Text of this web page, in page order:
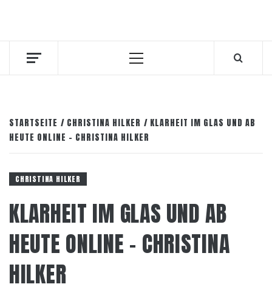
Primäres
STARTSEITE CHRISTINA HILKER
KLARHEIT IM GLAS UND AB
HEUTE ONLINE – CHRISTINA HILKER
CHRISTINA HILKER
KLARHEIT IM GLAS UND AB
HEUTE ONLINE – CHRISTINA
HILKER